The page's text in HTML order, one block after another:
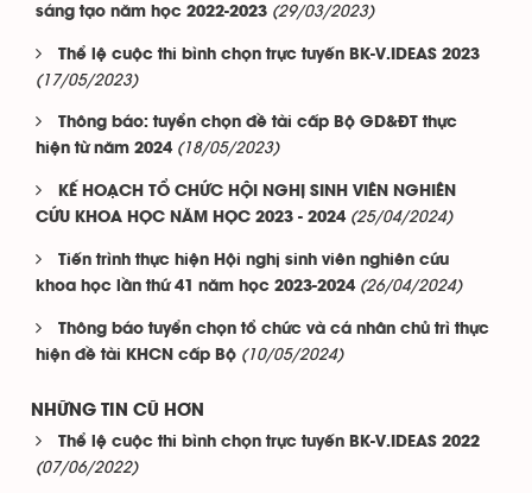
sáng tạo năm học 2022-2023 (29/03/2023)
Thể lệ cuộc thi bình chọn trực tuyến BK-V.IDEAS 2023
(17/05/2023)
Thông báo: tuyển chọn đề tài cấp Bộ GD&ĐT thực
hiện từ năm 2024 (18/05/2023)
KẾ HOẠCH TỔ CHỨC HỘI NGHỊ SINH VIÊN NGHIÊN
CỨU KHOA HỌC NĂM HỌC 2023 - 2024 (25/04/2024)
Tiến trình thực hiện Hội nghị sinh viên nghiên cứu
khoa học lần thứ 41 năm học 2023-2024 (26/04/2024)
Thông báo tuyển chọn tổ chức và cá nhân chủ trì thực
hiện đề tài KHCN cấp Bộ (10/05/2024)
NHỮNG TIN CŨ HƠN
Thể lệ cuộc thi bình chọn trực tuyến BK-V.IDEAS 2022
(07/06/2022)